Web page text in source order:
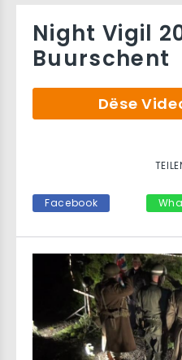
Night Vigil
Buurschent
Dëse
Facebook